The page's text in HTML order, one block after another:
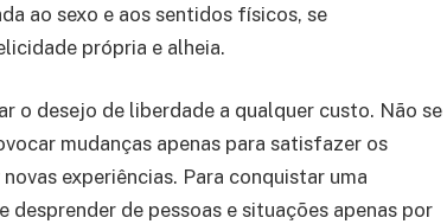
ao sexo e aos sentidos físicos, se
própria e alheia.
o desejo de liberdade a qualquer custo. Não se
mudanças apenas para satisfazer os
experiências. Para conquistar uma
desprender de pessoas e situações apenas por